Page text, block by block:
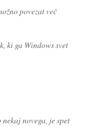
povezat več
ki ga Windows svet
novega, je spet